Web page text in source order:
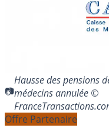
Hausse des pensions
médecins annulée ©
Offre Partenaire